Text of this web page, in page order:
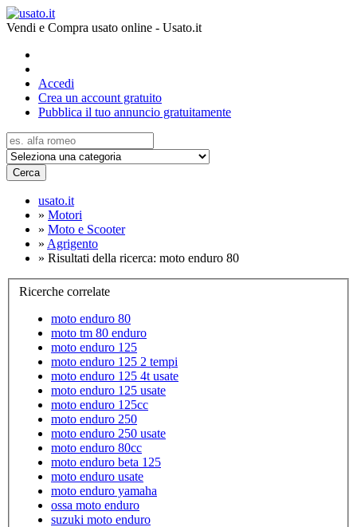
Vendi e Compra usato online - Usato.it
Accedi
Crea un account gratuito
Pubblica il tuo annuncio gratuitamente
Cerca
usato.it
» Motori
» Moto e Scooter
» Agrigento
» Risultati della ricerca: moto enduro 80
Ricerche correlate
moto enduro 80
moto tm 80 enduro
moto enduro 125
moto enduro 125 2 tempi
moto enduro 125 4t usate
moto enduro 125 usate
moto enduro 125cc
moto enduro 250
moto enduro 250 usate
moto enduro 80cc
moto enduro beta 125
moto enduro usate
moto enduro yamaha
ossa moto enduro
suzuki moto enduro